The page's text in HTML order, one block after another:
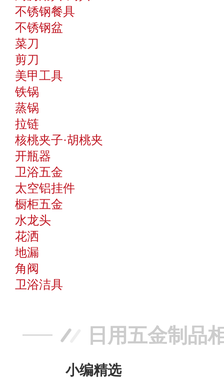
不锈钢餐具
不锈钢盆
菜刀
剪刀
美甲工具
铁锅
蒸锅
拉链
核桃夹子·胡桃夹
开瓶器
卫浴五金
太空铝挂件
橱柜五金
水龙头
花洒
地漏
角阀
卫浴洁具
日用五金制品
小编精选